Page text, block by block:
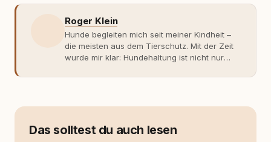
Roger Klein
Hunde begleiten mich seit meiner Kindheit –
die meisten aus dem Tierschutz. Mit der Zeit
wurde mir klar: Hundehaltung ist nicht nur
Fachwissen. Der Wendepunkt kam mit meinem
moderner Hundeerziehung
Das solltest du auch lesen